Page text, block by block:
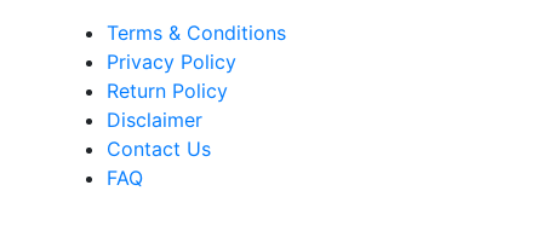
Terms & Conditions
Privacy Policy
Return Policy
Disclaimer
Contact Us
FAQ